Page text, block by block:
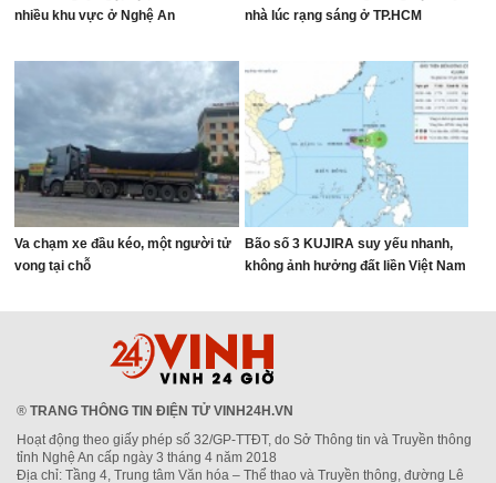
nhiều khu vực ở Nghệ An
nhà lúc rạng sáng ở TP.HCM
Va chạm xe đầu kéo, một người tử
vong tại chỗ
Bão số 3 KUJIRA suy yếu nhanh,
không ảnh hưởng đất liền Việt Nam
® TRANG THÔNG TIN ĐIỆN TỬ VINH24H.VN
Hoạt động theo giấy phép số 32/GP-TTĐT, do Sở Thông tin và Truyền thông
tỉnh Nghệ An cấp ngày 3 tháng 4 năm 2018
Địa chỉ: Tầng 4, Trung tâm Văn hóa – Thể thao và Truyền thông, đường Lê